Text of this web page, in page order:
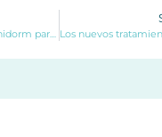
Radioterapia HCB Benidorm participa en 6 estudios con novedades para la mejora de los tratamientos contra el cáncer en las revistas científicas más prestigiosas del mundo